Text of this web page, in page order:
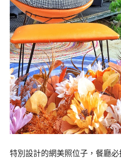
特別設計的網美照位子，餐廳必